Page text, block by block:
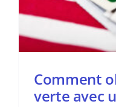
Comment
verte avec